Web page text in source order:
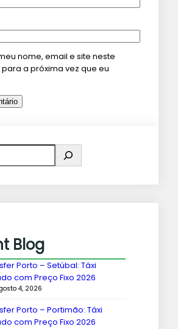
nome, email e site neste
a próxima vez que eu
Blog
Porto – Setúbal: Táxi
com Preço Fixo 2026
4, 2026
Porto – Portimão: Táxi
com Preço Fixo 2026